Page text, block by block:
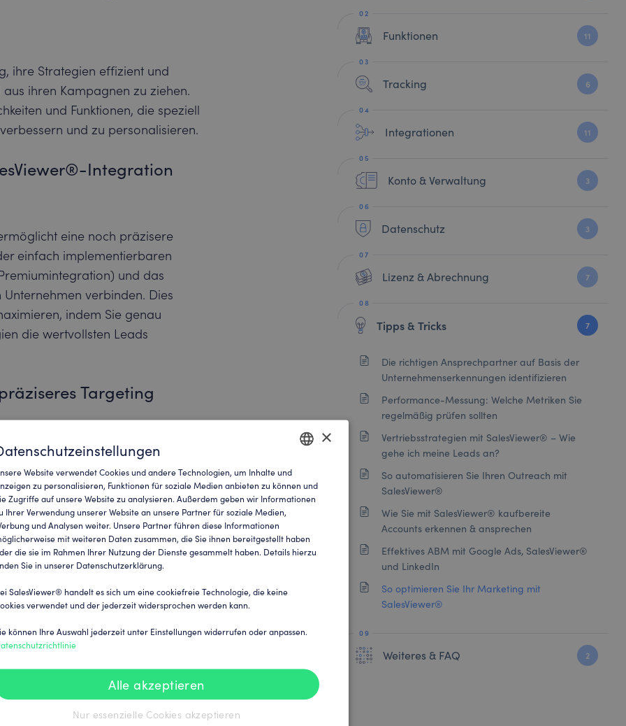
Funktionen 11
Tracking 6
Integrationen 11
Konto & Verwaltung 3
Datenschutz 3
Lizenz & Abrechnung 7
Tipps & Tricks 7
Die richtigen Ansprechpartner auf Basis der
Unternehmenserkennungen identifizieren
Performance-Messung: Welche Metriken Sie
regelmäßig prüfen sollten
Vertriebsstrategien mit SalesViewer® – Wie
gehe ich meine Leads an?
So automatisieren Sie Ihren Outreach mit
SalesViewer®
Wie Sie mit SalesViewer® kaufbereite
Accounts erkennen & ansprechen
Effektives ABM mit Google Ads, SalesViewer®
und LinkedIn
So optimieren Sie Ihr Marketing mit
SalesViewer®
Weiteres & FAQ 2
ihre Strategien effizient und
ihren Kampagnen zu ziehen.
und Funktionen, die speziell
und zu personalisieren.
Integration
eine noch präzisere
einfach implementierbaren
und das
verbinden. Dies
indem Sie genau
die wertvollsten Leads
Targeting
Marketing (ABM), indem Sie
in das Verhalten und die
Diese Strategie ermöglicht es
die direkt auf die Interessen
zugeschnitten sind, wodurch die
steigt. Daten aus
für ABM-Kampagnen importieren,
auf Basis der erkannten
spezifisch zugeschnittene
und Interessen der Besucher
Sie unterschiedliche
ENGLISH
GERMAN
×
Website verwendet Cookies und andere Technologien, um Inhalte und
zu personalisieren, Funktionen für soziale Medien anbieten zu können und
Zugriffe auf unsere Website zu analysieren. Außerdem geben wir Informationen
Ihrer Verwendung unserer Website an unsere Partner für soziale Medien,
und Analysen weiter. Unsere Partner führen diese Informationen
mit weiteren Daten zusammen, die Sie ihnen bereitgestellt haben
die sie im Rahmen Ihrer Nutzung der Dienste gesammelt haben. Details hierzu
Sie in unserer Datenschutzerklärung.
SalesViewer® handelt es sich um eine cookiefreie Technologie, die keine
verwendet und der jederzeit widersprochen werden kann.
können Ihre Auswahl jederzeit unter Einstellungen widerrufen oder anpassen.
Alle akzeptieren
Nur essenzielle Cookies akzeptieren